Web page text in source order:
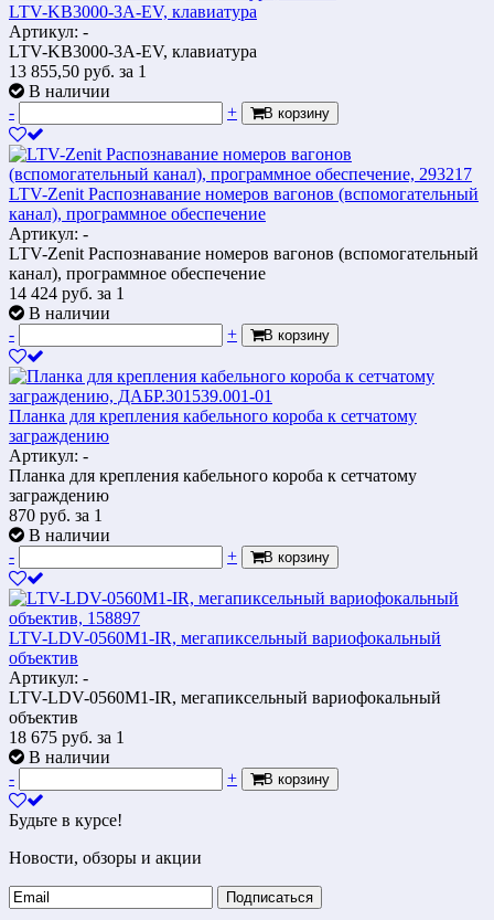
LTV-KB3000-3A-EV, клавиатура
Артикул: -
LTV-KB3000-3A-EV, клавиатура
13 855,50 руб. за 1
В наличии
-
+ В корзину
LTV-Zenit Распознавание номеров вагонов (вспомогательный
канал), программное обеспечение
Артикул: -
LTV-Zenit Распознавание номеров вагонов (вспомогательный
канал), программное обеспечение
14 424 руб. за 1
В наличии
-
+ В корзину
Планка для крепления кабельного короба к сетчатому
заграждению
Артикул: -
Планка для крепления кабельного короба к сетчатому
заграждению
870 руб. за 1
В наличии
-
+ В корзину
LTV-LDV-0560M1-IR, мегапиксельный вариофокальный
объектив
Артикул: -
LTV-LDV-0560M1-IR, мегапиксельный вариофокальный
объектив
18 675 руб. за 1
В наличии
-
+ В корзину
Будьте в курсе!
Новости, обзоры и акции
Подписаться